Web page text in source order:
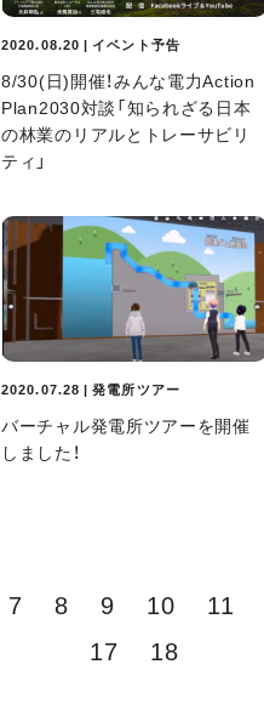
2020.08.20 | イベント予告
8/30(日)開催！みんな電力Action
Plan2030対談「知られざる日本
の林業のリアルとトレーサビリ
ティ」
2020.07.28 | 発電所ツアー
バーチャル発電所ツアーを開催
しました！
7 8 9 10 11
17
18